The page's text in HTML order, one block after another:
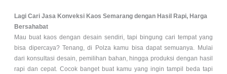
Lagi Cari Jasa Konveksi Kaos Semarang dengan Hasil Rapi, Harga
Bersahabat
Mau buat kaos dengan desain sendiri, tapi bingung cari tempat yang
bisa dipercaya? Tenang, di Polza kamu bisa dapat semuanya. Mulai
dari konsultasi desain, pemilihan bahan, hingga produksi dengan hasil
rapi dan cepat. Cocok banget buat kamu yang ingin tampil beda tapi